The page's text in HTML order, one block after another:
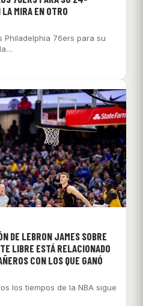
MIRA EN OTRO
Philadelphia 76ers para su
DE LEBRON JAMES SOBRE
LIBRE ESTÁ RELACIONADO
CON LOS QUE GANÓ
los tiempos de la NBA sigue